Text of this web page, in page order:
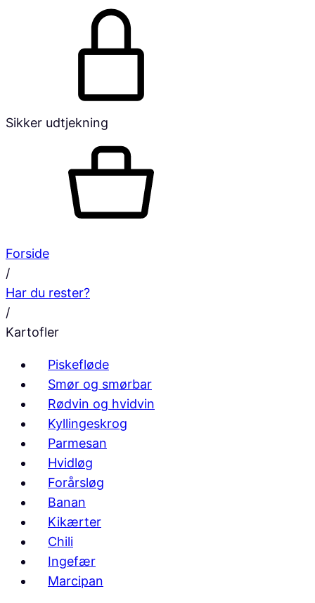
Sikker udtjekning
Forside
/
Har du rester?
/
Kartofler
Piskefløde
Smør og smørbar
Rødvin og hvidvin
Kyllingeskrog
Parmesan
Hvidløg
Forårsløg
Banan
Kikærter
Chili
Ingefær
Marcipan